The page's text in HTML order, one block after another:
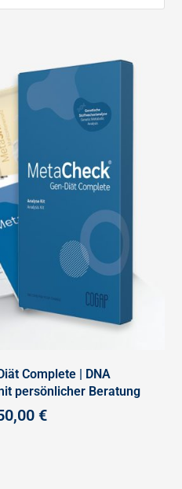
Complete | DNA
persönlicher Beratung
€